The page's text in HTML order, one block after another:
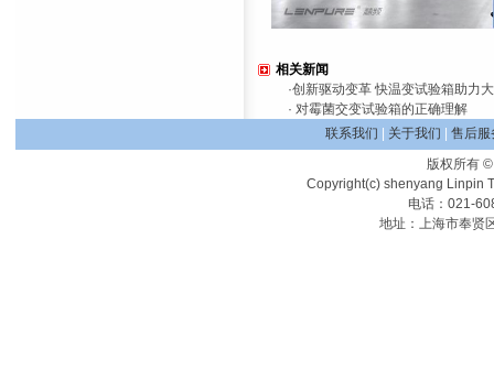
相关新闻
·创新驱动变革 快温变试验箱助力
· 对霉菌交变试验箱的正确理解
联系我们
关于我们
售后服
版权所有
Copyright(c) shenyang Linpin
电话：021-
地址：上海市奉贤